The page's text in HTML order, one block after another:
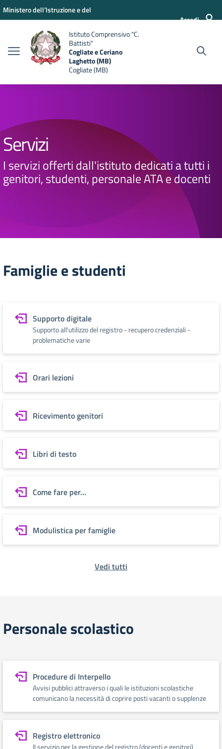
Vai ai contenuti
Vai al menu di navigazione
Vai al footer
Ministero dell’Istruzione e del
Accedi
Istituto Comprensivo "C.
Battisti"
Cogliate e Ceriano
Laghetto (MB)
Cogliate (MB)
Servizi
I servizi offerti dall'istituto dedicati a tutti i
genitori, studenti, personale ATA e docenti
Famiglie e studenti
Supporto digitale
Supporto all'utilizzo del registro - recupero credenziali -
problematiche varie
Orari lezioni
Ricevimento genitori
Libri di testo
Come fare per…
Modulistica per famiglie
Vedi tutti
Personale scolastico
Procedure di Interpello
Avvisi pubblici attraverso i quali le istituzioni scolastiche
comunicano la necessità di coprire posti vacanti o supplenze
Registro elettronico
Il servizio per la gestione del registro (docenti e genitori)